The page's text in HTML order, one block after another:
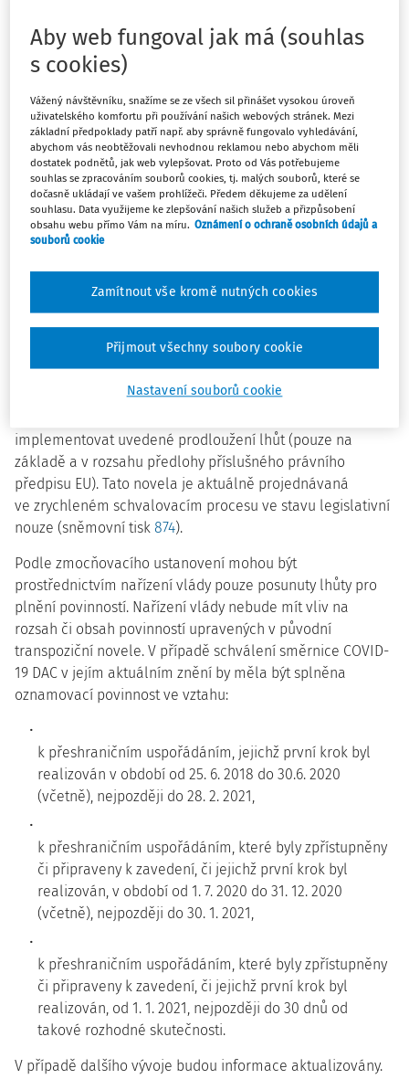
sněmovně Parlamentu ČR (sněmovní tisk572) se odhaduje,
že účinnost transpoziční novely nastane až v průběhu září,
nikoliv 1. 7. 2020 (termín, od něhož měla být nová úprava
dle směrnice DAC6 aplikována). Vzhledem k tomu, že v
mnoha dalších členských státech Evropské unie došlo díky
dopadům pandemie COVID-19 k obdobnému zdržení při
implementaci úpravy, byl již na úrovni Rady EU připraven
návrh novely směrnice 2011/16/EU, který mj. posunuje
lhůty pro plnění oznamovací povinnosti dle směrnice DAC6
přibližně o 6 měsíců (tzv. směrnice COVID-19 DAC). Přijetí
června.
Na danou situaci zareagovalo Ministerstvo financí
doplněním novely daňových předpisů (připravené za
účelem zmírnění některých povinností právě v návaznosti
na pandemii COVID-19) o návrh zmocňovacího ustanovení
164/2013 Sb.Na základě tohoto ustanovení
implementovat uvedené prodloužení lhůt (pouze na
základě a v rozsahu předlohy příslušného právního
předpisu EU). Tato novela je aktuálně projednávaná
ve zrychleném schvalovacím procesu ve stavu legislativní
nouze (sněmovní tisk 874).
Podle zmocňovacího ustanovení mohou být
prostřednictvím nařízení vlády pouze posunuty lhůty pro
plnění povinností. Nařízení vlády nebude mít vliv na
rozsah či obsah povinností upravených v původní
transpoziční novele. V případě schválení směrnice COVID-
19 DAC v jejím aktuálním znění by měla být splněna
oznamovací povinnost ve vztahu:
k přeshraničním uspořádáním, jejichž první krok byl
realizován v období od 25. 6. 2018 do 30.6. 2020
(včetně), nejpozději do 28. 2. 2021,
k přeshraničním uspořádáním, které byly zpřístupněny
či připraveny k zavedení, či jejichž první krok byl
realizován, v období od 1. 7. 2020 do 31. 12. 2020
(včetně), nejpozději do 30. 1. 2021,
k přeshraničním uspořádáním, které byly zpřístupněny
či připraveny k zavedení, či jejichž první krok byl
realizován, od 1. 1. 2021, nejpozději do 30 dnů od
takové rozhodné skutečnosti.
V případě dalšího vývoje budou informace aktualizovány.
Aby web fungoval jak má (souhlas
s cookies)
Vážený návštěvníku, snažíme se ze všech sil přinášet vysokou úroveň
uživatelského komfortu při používání našich webových stránek. Mezi
základní předpoklady patří např. aby správně fungovalo vyhledávání,
abychom vás neobtěžovali nevhodnou reklamou nebo abychom měli
dostatek podnětů, jak web vylepšovat. Proto od Vás potřebujeme
souhlas se zpracováním souborů cookies, tj. malých souborů, které se
dočasně ukládají ve vašem prohlížeči. Předem děkujeme za udělení
souhlasu. Data využijeme ke zlepšování našich služeb a přizpůsobení
obsahu webu přímo Vám na míru. Oznámení o ochraně osobních údajů a
souborů cookie
Nastavení souborů cookie
Zamítnout vše kromě nutných cookies
Přijmout všechny soubory cookie